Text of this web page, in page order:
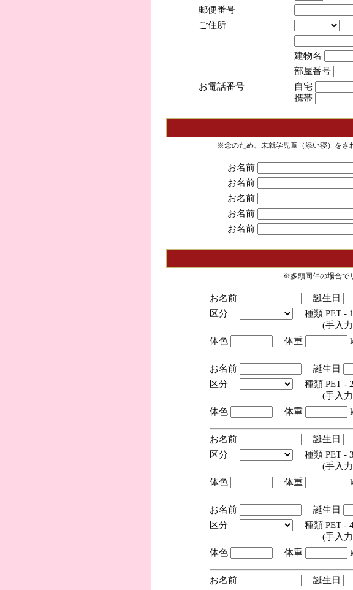
郵便番号
ご住所
建物名
部屋番号
お電話番号
自宅
携帯
※念のため、未就学児童（添い寝）をさ
お名前
お名前
お名前
お名前
お名前
※多頭同伴の場合で
お名前 誕生日
区分
種類 PET - 1
(手入力
体色
体重
お名前 誕生日
区分
種類 PET - 2
(手入力
体色
体重
お名前 誕生日
区分
種類 PET - 3
(手入力
体色
体重
お名前 誕生日
区分
種類 PET -
(手入力
体色
体重
お名前 誕生日